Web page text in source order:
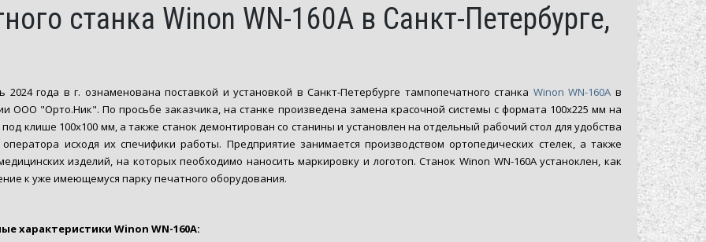
станка Winon WN-160A в Санкт-Петербурге,
2024 года в г. ознаменована поставкой и установкой в Санкт-Петербурге тампопечатного станка Winon WN-160A в
ООО "Орто.Ник". По просьбе заказчика, на станке произведена замена красочной системы с формата 100х225 мм на
под клише 100х100 мм, а также станок демонтирован со станины и установлен на отдельный рабочий стол для удобства
исходя их спечифики работы. Предприятие занимается производством ортопедических стелек, а также
изделий, на которых пеобходимо наносить маркировку и логотоп. Станок Winon WN-160A устаноклен, как
к уже имеющемуся парку печатного оборудования.
характеристики Winon WN-160A: